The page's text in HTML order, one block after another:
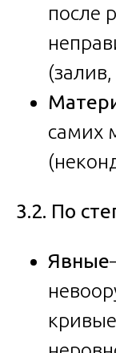
после
самих
3.2. По
Явные